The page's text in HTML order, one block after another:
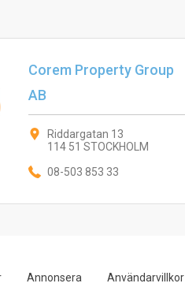
Corem Property Group
AB
Riddargatan 13
114 51 STOCKHOLM
08-503 853 33
Annonsera Användarvillkor